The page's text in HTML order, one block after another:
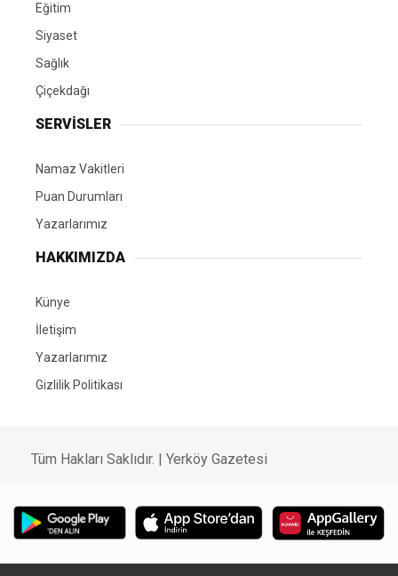
Eğitim
Siyaset
Sağlık
Çiçekdağı
SERVİSLER
Namaz Vakitleri
Puan Durumları
Yazarlarımız
HAKKIMIZDA
Künye
İletişim
Yazarlarımız
Gizlilik Politikası
Tüm Hakları Saklıdır. | Yerköy Gazetesi